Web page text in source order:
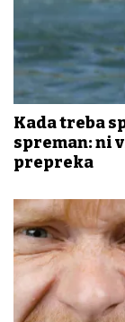
Kada treba
spreman: ni
prepreka